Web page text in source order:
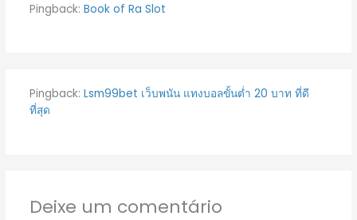
Pingback: Book of Ra Slot
Pingback: Lsm99bet เว็บพนัน แทงบอลขั้นต่ำ 20 บาท ที่ดี
ที่สุด
Deixe um comentário